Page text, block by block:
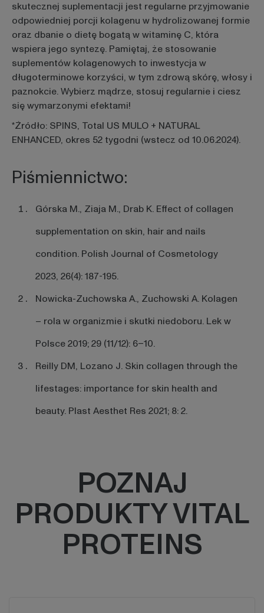
skutecznej suplementacji jest regularne przyjmowanie
odpowiedniej porcji kolagenu w hydrolizowanej formie
oraz dbanie o dietę bogatą w witaminę C, która
wspiera jego syntezę. Pamiętaj, że stosowanie
suplementów kolagenowych to inwestycja w
długoterminowe korzyści, w tym zdrową skórę, włosy i
paznokcie. Wybierz mądrze, stosuj regularnie i ciesz
się wymarzonymi efektami!
*Źródło: SPINS, Total US MULO + NATURAL
ENHANCED, okres 52 tygodni (wstecz od 10.06.2024).
Piśmiennictwo:
Górska M., Ziaja M., Drab K. Effect of collagen
supplementation on skin, hair and nails
condition. Polish Journal of Cosmetology
2023, 26(4): 187-195.
Nowicka-Zuchowska A., Zuchowski A. Kolagen
– rola w organizmie i skutki niedoboru. Lek w
Polsce 2019; 29 (11/12): 6–10.
Reilly DM, Lozano J. Skin collagen through the
lifestages: importance for skin health and
beauty. Plast Aesthet Res 2021; 8: 2.
POZNAJ
PRODUKTY VITAL
PROTEINS